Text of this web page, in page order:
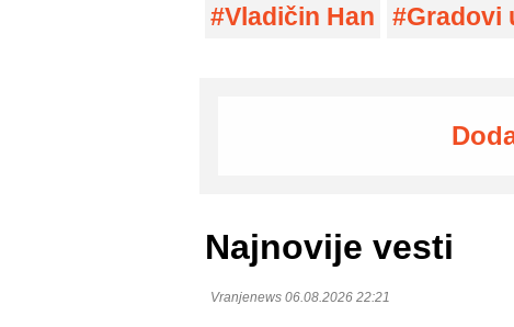
Vladičin Han
Gradovi
Najnovije vesti
Vranjenews 06.08.2026 22:21